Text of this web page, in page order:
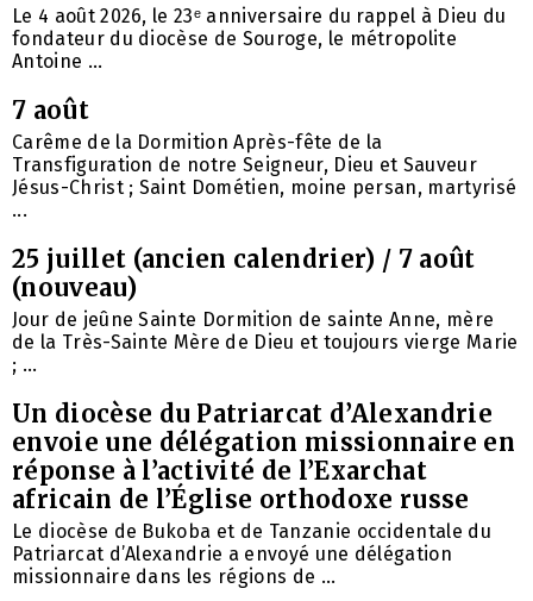
Le 4 août 2026, le 23ᵉ anniversaire du rappel à Dieu du
fondateur du diocèse de Souroge, le métropolite
Antoine ...
7 août
Carême de la Dormition Après-fête de la
Transfiguration de notre Seigneur, Dieu et Sauveur
Jésus-Christ ; Saint Dométien, moine persan, martyrisé
...
25 juillet (ancien calendrier) / 7 août
(nouveau)
Jour de jeûne Sainte Dormition de sainte Anne, mère
de la Très-Sainte Mère de Dieu et toujours vierge Marie
; ...
Un diocèse du Patriarcat d’Alexandrie
envoie une délégation missionnaire en
réponse à l’activité de l’Exarchat
africain de l’Église orthodoxe russe
Le diocèse de Bukoba et de Tanzanie occidentale du
Patriarcat d’Alexandrie a envoyé une délégation
missionnaire dans les régions de ...